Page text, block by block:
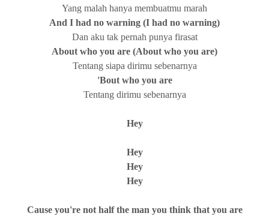
Yang malah hanya membuatmu marah
And I had no warning (I had no warning)
Dan aku tak pernah punya firasat
About who you are (About who you are)
Tentang siapa dirimu sebenarnya
'Bout who you are
Tentang dirimu sebenarnya
Hey
Hey
Hey
Hey
Cause you're not half the man you think that you are